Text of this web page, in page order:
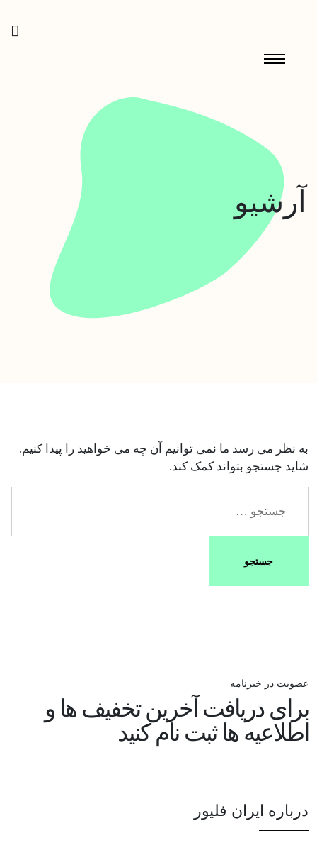
آرشیو
به نظر می رسد ما نمی توانیم آن چه می خواهید را پیدا کنیم.
شاید جستجو بتواند کمک کند.
برای:
عضویت در خبرنامه
برای دریافت آخرین تخفیف ها و
اطلاعیه ها ثبت نام کنید
درباره ایران فلیور